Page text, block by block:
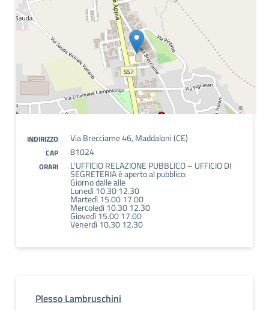
INDIRIZZO Via Brecciame 46, Maddaloni (CE)
CAP 81024
ORARI L’UFFICIO RELAZIONE PUBBLICO – UFFICIO DI
SEGRETERIA è aperto al pubblico:
Giorno dalle alle
Lunedì 10.30 12.30
Martedì 15.00 17.00
Mercoledì 10.30 12.30
Giovedì 15.00 17.00
Venerdì 10.30 12.30
Plesso Lambruschini